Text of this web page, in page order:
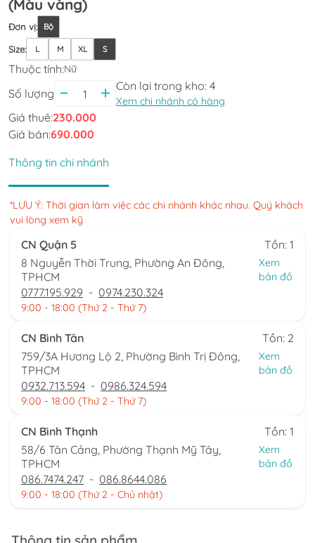
(Màu vàng)
Đơn vị: Bộ
Size: L M XL S
Thuộc tính:Nữ
Số lượng
Còn lại trong kho: 4
Xem chi nhánh có hàng
Giá thuê:230.000
Giá bán:690.000
Thông tin chi nhánh
*LƯU Ý: Thời gian làm việc các chi nhánh khác nhau. Quý khách
vui lòng xem kỹ
CN Quận 5
Tồn: 1
8 Nguyễn Thời Trung, Phường An Đông,
TPHCM
Xem
bản đồ
0777.195.929 - 0974.230.324
9:00 - 18:00 (Thứ 2 - Thứ 7)
CN Bình Tân
Tồn: 2
759/3A Hương Lộ 2, Phường Bình Trị Đông,
TPHCM
Xem
bản đồ
0932.713.594 - 0986.324.594
9:00 - 18:00 (Thứ 2 - Thứ 7)
CN Bình Thạnh
Tồn: 1
58/6 Tân Cảng, Phường Thạnh Mỹ Tây,
TPHCM
Xem
bản đồ
086.7474.247 - 086.8644.086
9:00 - 18:00 (Thứ 2 - Chủ nhật)